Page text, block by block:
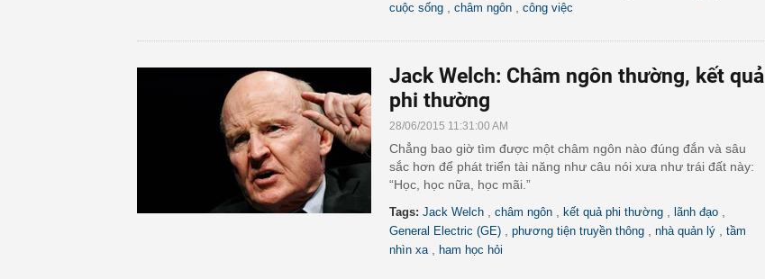
cuộc sống châm ngôn công việc
Jack Welch: Châm ngôn thường, kết quả
phi thường
28/06/2015 11:31:00 AM
Chẳng bao giờ tìm được một châm ngôn nào đúng đắn và sâu
sắc hơn để phát triển tài năng như câu nói xưa như trái đất này:
“Học, học nữa, học mãi.”
Tags: Jack Welch châm ngôn kết quả phi thường lãnh đạo
General Electric (GE) phương tiện truyền thông nhà quản lý
tầm
nhìn xa
ham học hỏi